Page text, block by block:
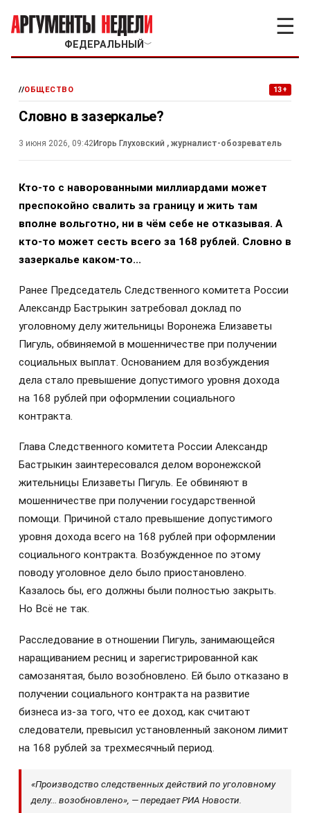
ФЕДЕРАЛЬНЫЙ ﹀
☰
//ОБЩЕСТВО 13+
Словно в зазеркалье?
3 июня 2026, 09:42Игорь Глуховский , журналист-обозреватель
Кто-то с наворованными миллиардами может
преспокойно свалить за границу и жить там
вполне вольготно, ни в чём себе не отказывая. А
кто-то может сесть всего за 168 рублей. Словно в
зазеркалье каком-то...
Ранее Председатель Следственного комитета России
Александр Бастрыкин затребовал доклад по
уголовному делу жительницы Воронежа Елизаветы
Пигуль, обвиняемой в мошенничестве при получении
социальных выплат. Основанием для возбуждения
дела стало превышение допустимого уровня дохода
на 168 рублей при оформлении социального
контракта.
Глава Следственного комитета России Александр
Бастрыкин заинтересовался делом воронежской
жительницы Елизаветы Пигуль. Ее обвиняют в
мошенничестве при получении государственной
помощи. Причиной стало превышение допустимого
уровня дохода всего на 168 рублей при оформлении
социального контракта. Возбужденное по этому
поводу уголовное дело было приостановлено.
Казалось бы, его должны были полностью закрыть.
Но Всё не так.
Расследование в отношении Пигуль, занимающейся
наращиванием ресниц и зарегистрированной как
самозанятая, было возобновлено. Ей было отказано в
получении социального контракта на развитие
бизнеса из-за того, что ее доход, как считают
следователи, превысил установленный законом лимит
на 168 рублей за трехмесячный период.
«Производство следственных действий по уголовному
делу... возобновлено», — передает РИА Новости.